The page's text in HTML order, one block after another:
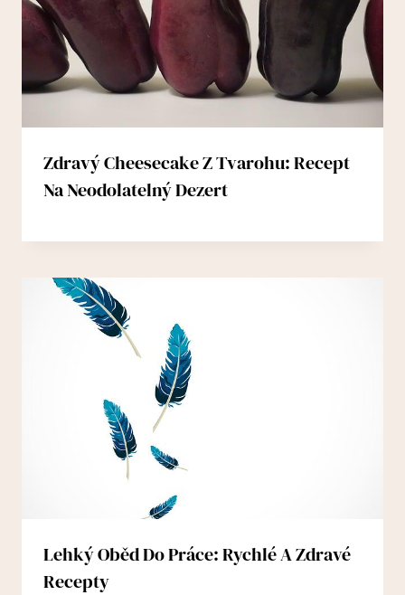
Zdravý Cheesecake Z Tvarohu: Recept
Na Neodolatelný Dezert
Lehký Oběd Do Práce: Rychlé A Zdravé
Recepty